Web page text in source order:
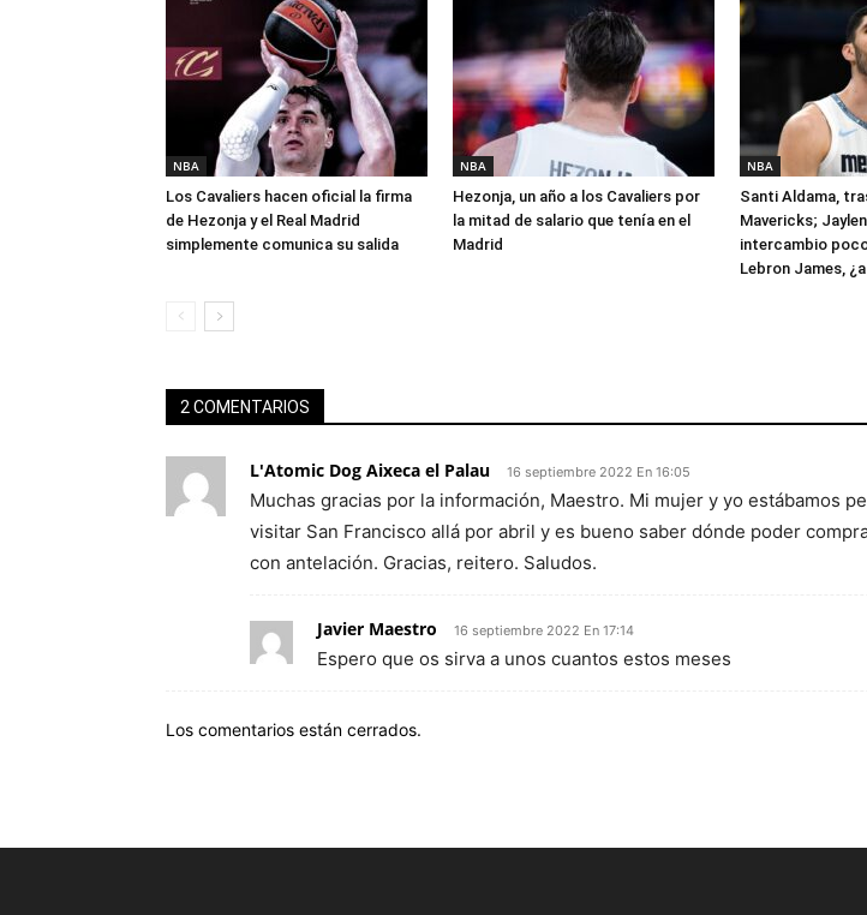
NBA
Los Cavaliers hacen oficial la firma
de Hezonja y el Real Madrid
simplemente comunica su salida
NBA
Hezonja, un año a los Cavaliers por
la mitad de salario que tenía en el
Madrid
NBA
Santi Aldama,
Mavericks;
intercambio
Lebron James,
2 COMENTARIOS
L'Atomic Dog Aixeca el Palau 16 septiembre 2022 En 16:05
Muchas gracias por la información, Maestro. Mi mujer y yo estábamos
visitar San Francisco allá por abril y es bueno saber dónde poder
con antelación. Gracias, reitero. Saludos.
Javier Maestro 16 septiembre 2022 En 17:14
Espero que os sirva a unos cuantos estos meses
Los comentarios están cerrados.